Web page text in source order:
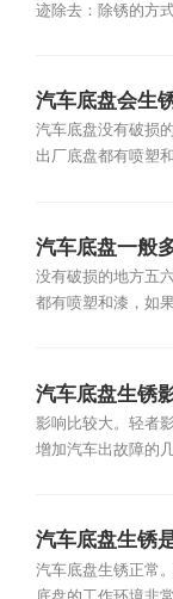
迹除去：除锈的方
汽车底盘会生
汽车底盘没有破损
出厂底盘都有喷塑
汽车底盘一般
没有破损的地方五
都有喷塑和漆，如
汽车底盘生锈
影响比较大。轻者
增加汽车出故障的
汽车底盘生锈
汽车底盘生锈正常